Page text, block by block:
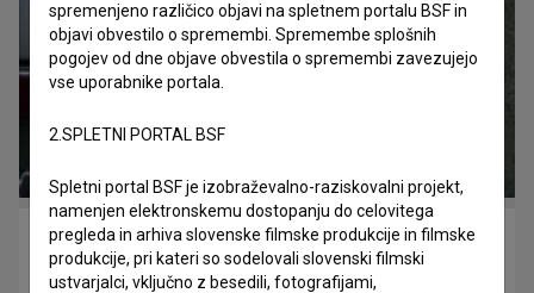
Sreča na vrvici (1977)
drama, družinski, komedija, mladinski
spremenjeno različico objavi na spletnem portalu BSF in
objavi obvestilo o spremembi. Spremembe splošnih
pogojev od dne objave obvestila o spremembi zavezujejo
vse uporabnike portala.
2.SPLETNI PORTAL BSF
Spletni portal BSF je izobraževalno-raziskovalni projekt,
namenjen elektronskemu dostopanju do celovitega
pregleda in arhiva slovenske filmske produkcije in filmske
produkcije, pri kateri so sodelovali slovenski filmski
ustvarjalci, vključno z besedili, fotografijami,